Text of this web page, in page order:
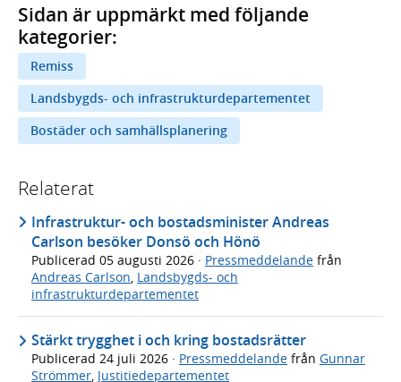
Sidan är uppmärkt med följande
kategorier:
Remiss
Landsbygds- och infrastrukturdepartementet
Bostäder och samhällsplanering
Relaterat
Infrastruktur- och bostadsminister Andreas
Carlson besöker Donsö och Hönö
Publicerad 05 augusti 2026 · Pressmeddelande från
Andreas Carlson Landsbygds- och
infrastrukturdepartementet
Stärkt trygghet i och kring bostadsrätter
Publicerad 24 juli 2026 · Pressmeddelande från Gunnar
Strömmer, Justitiedepartementet